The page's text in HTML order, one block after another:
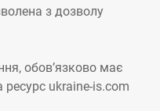
з дозволу
обов’язково має
ресурс ukraine-is.com